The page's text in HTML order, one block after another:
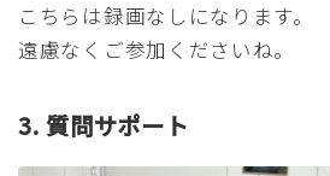
こちらは録画なしになります。
遠慮なくご参加くださいね。
3. 質問サポート